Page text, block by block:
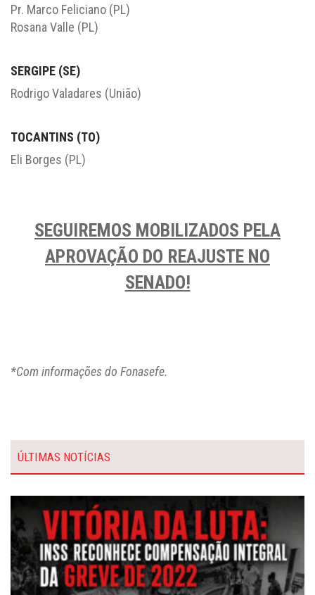
Pr. Marco Feliciano (PL)
Rosana Valle (PL)
SERGIPE (SE)
Rodrigo Valadares (União)
TOCANTINS (TO)
Eli Borges (PL)
SEGUIREMOS MOBILIZADOS PELA
APROVAÇÃO DO REAJUSTE NO
SENADO!
*Com informações do Fonasefe.
ÚLTIMAS NOTÍCIAS